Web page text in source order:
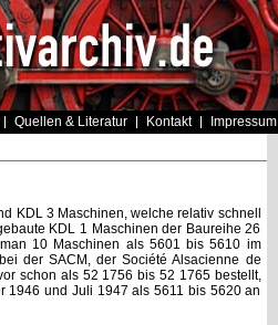
Quellen & Literatur Kontakt Impressum
KDL 3 Maschinen, welche relativ schnell
KDL 1 Maschinen der Baureihe 26
10 Maschinen als 5601 bis 5610 im
der SACM, der Société Alsacienne de
schon als 52 1756 bis 52 1765 bestellt,
1946 und Juli 1947 als 5611 bis 5620 an